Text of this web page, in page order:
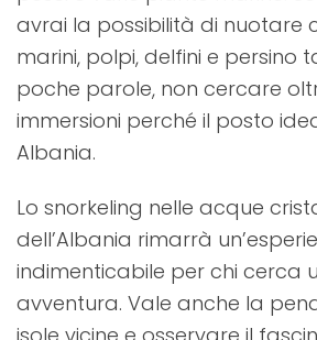
avrai la possibilità di nuotare
marini, polpi, delfini e persino
poche parole, non cercare
immersioni perché il posto
Albania.
Lo snorkeling nelle acque
dell’Albania rimarrà
indimenticabile per chi cerca
avventura. Vale anche la